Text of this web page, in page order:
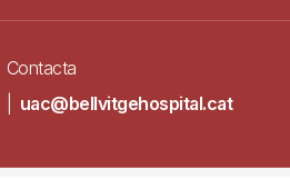
Contacta
uac@bellvitgehospital.cat